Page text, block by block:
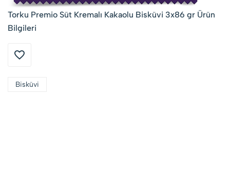
Torku Premio Süt Kremalı Kakaolu Bisküvi 3x86 gr Ürün
Bilgileri
Bisküvi